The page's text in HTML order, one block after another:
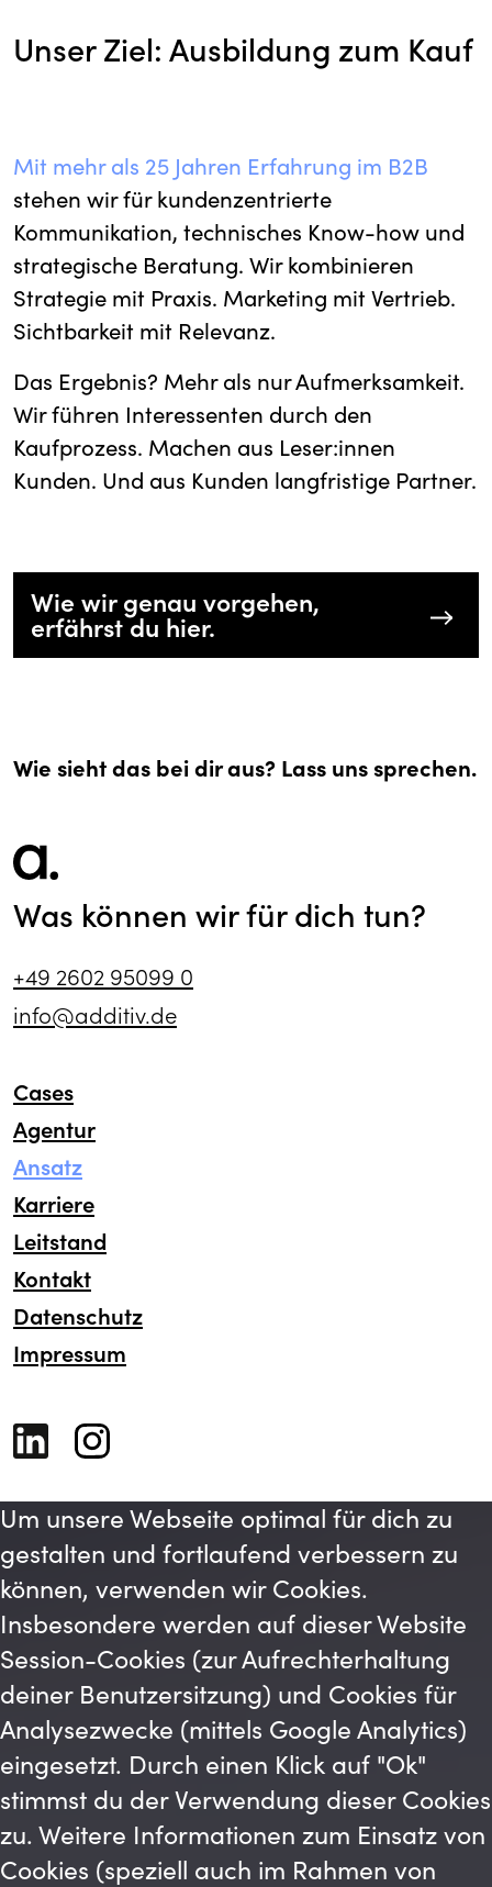
Unser Ziel: Ausbildung zum Kauf
Mit mehr als 25 Jahren Erfahrung im B2B
stehen wir für kundenzentrierte
Kommunikation, technisches Know-how und
strategische Beratung. Wir kombinieren
Strategie mit Praxis. Marketing mit Vertrieb.
Sichtbarkeit mit Relevanz.
Das Ergebnis? Mehr als nur Aufmerksamkeit.
Wir führen Interessenten durch den
Kaufprozess. Machen aus Leser:innen
Kunden. Und aus Kunden langfristige Partner.
Wie wir genau vorgehen,
erfährst du hier.
Wie sieht das bei dir aus? Lass uns sprechen.
Was können wir für dich tun?
+49 2602 95099 0
info@additiv.de
Cases
Agentur
Ansatz
Karriere
Leitstand
Kontakt
Datenschutz
Impressum
Um unsere Webseite optimal für dich zu
gestalten und fortlaufend verbessern zu
können, verwenden wir Cookies.
Insbesondere werden auf dieser Website
Session-Cookies (zur Aufrechterhaltung
deiner Benutzersitzung) und Cookies für
Analysezwecke (mittels Google Analytics)
eingesetzt. Durch einen Klick auf "Ok"
stimmst du der Verwendung dieser Cookies
zu. Weitere Informationen zum Einsatz von
Cookies (speziell auch im Rahmen von